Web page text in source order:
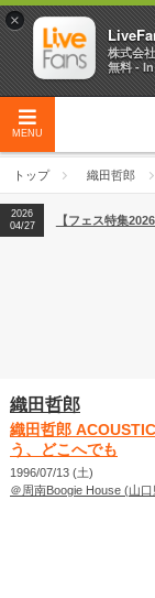
MENU
トップ 織田哲郎
2026
04/27
2026
【ライブ動員ラ
2026
04/27
【フェス特集
織田哲郎
織田哲郎
う、どこへでも
1996/07/13 (土)
＠周南Boogie House (山口
×
株式会
無料 -